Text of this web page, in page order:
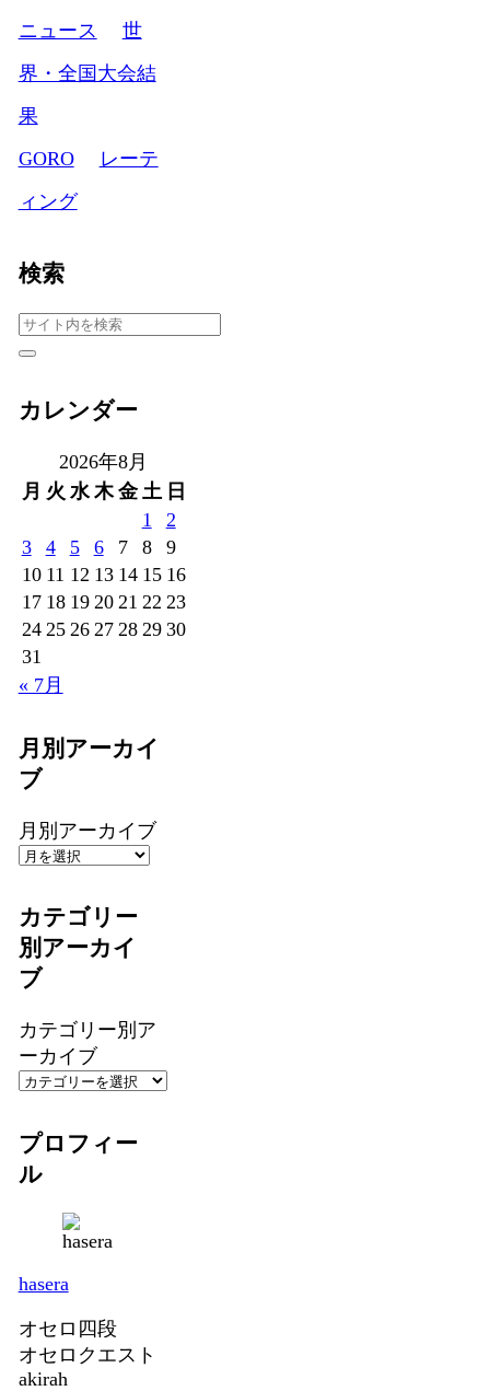
ニュース
世
界・全国大会結
果
GORO
レーテ
ィング
検索
カレンダー
2026年8月
月 火 水 木 金 土 日
1
2
3
4 5 6 7 8
9
10 11 12 13 14 15 16
17 18 19 20 21 22 23
24 25 26 27 28 29 30
31
« 7月
月別アーカイ
ブ
月別アーカイブ
カテゴリー
別アーカイ
ブ
カテゴリー別ア
ーカイブ
プロフィー
ル
hasera
オセロ四段
オセロクエスト
akirah